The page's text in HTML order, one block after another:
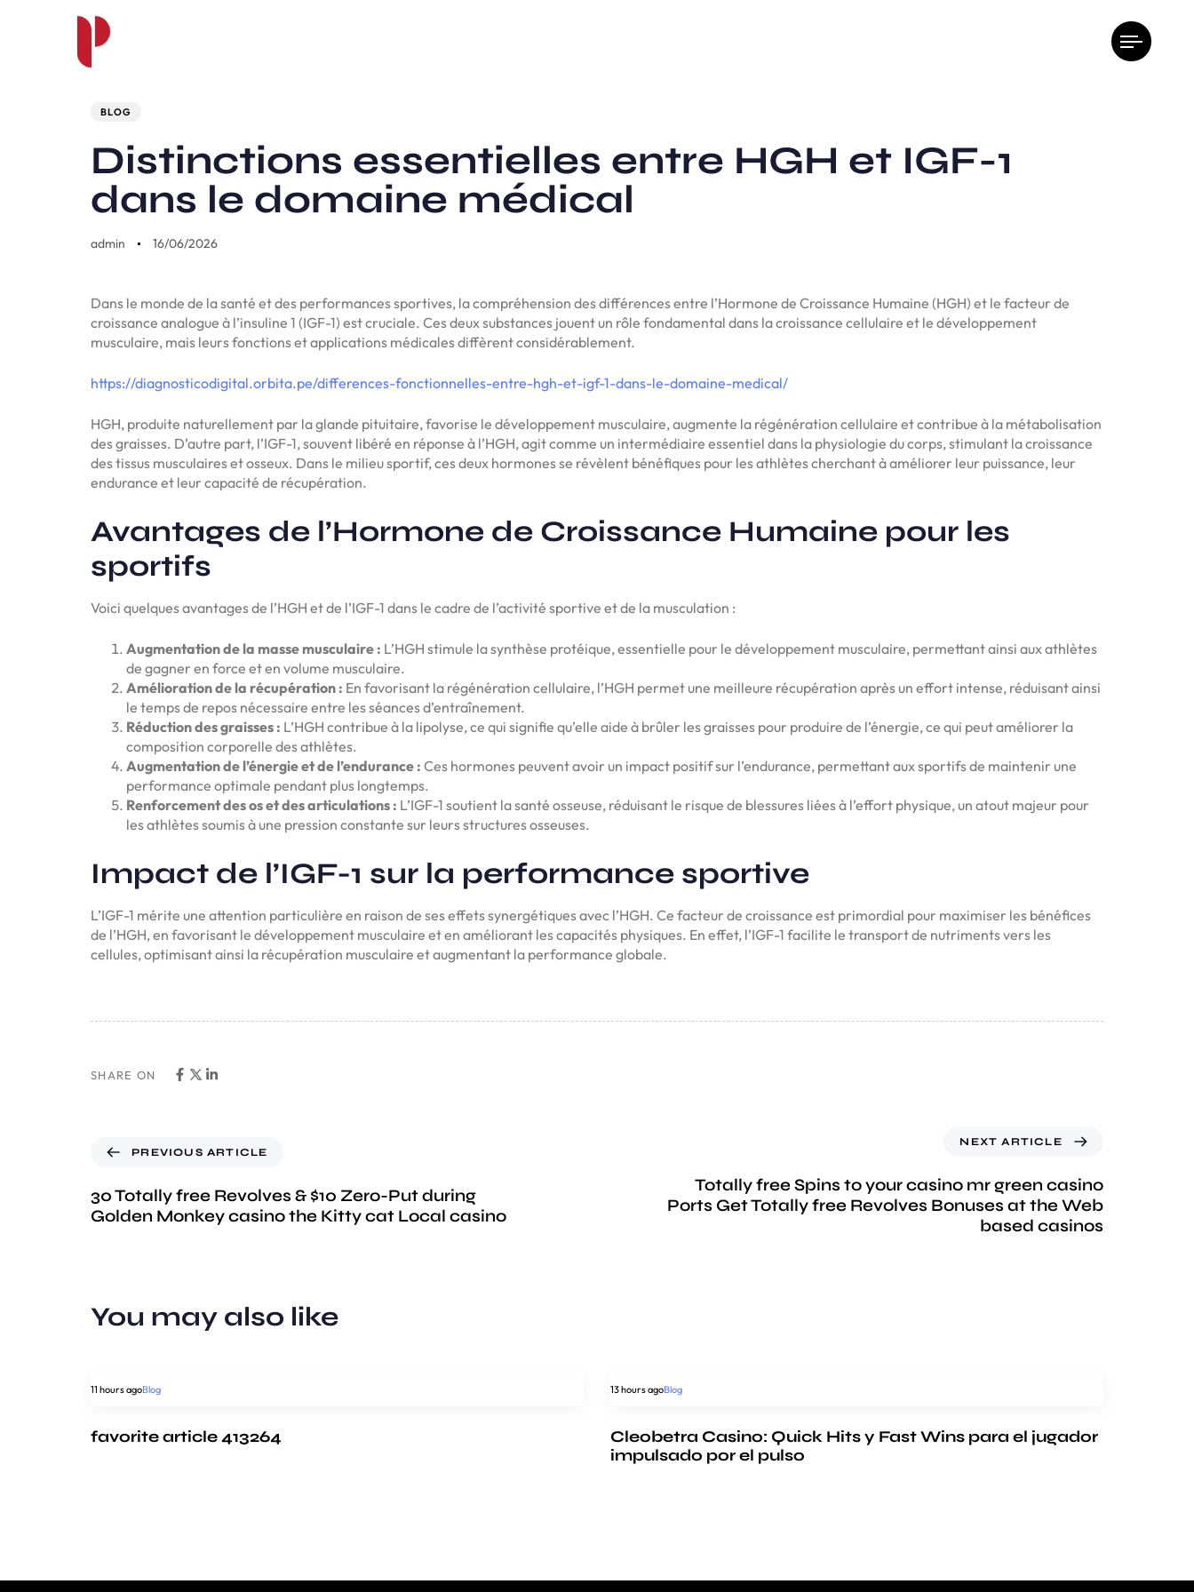
PUBLISHED
BLOG
Distinctions essentielles entre HGH et IGF-1
dans le domaine médical
Author
admin
Published
16/06/2026
Dans le monde de la santé et des performances sportives, la compréhension des différences entre l’Hormone de Croissance Humaine (HGH) et le facteur de
croissance analogue à l’insuline 1 (IGF-1) est cruciale. Ces deux substances jouent un rôle fondamental dans la croissance cellulaire et le développement
musculaire, mais leurs fonctions et applications médicales diffèrent considérablement.
https://diagnosticodigital.orbita.pe/differences-fonctionnelles-entre-hgh-et-igf-1-dans-le-domaine-medical/
HGH, produite naturellement par la glande pituitaire, favorise le développement musculaire, augmente la régénération cellulaire et contribue à la métabolisation
des graisses. D’autre part, l’IGF-1, souvent libéré en réponse à l’HGH, agit comme un intermédiaire essentiel dans la physiologie du corps, stimulant la croissance
des tissus musculaires et osseux. Dans le milieu sportif, ces deux hormones se révèlent bénéfiques pour les athlètes cherchant à améliorer leur puissance, leur
endurance et leur capacité de récupération.
Avantages de l’Hormone de Croissance Humaine pour les
sportifs
Voici quelques avantages de l’HGH et de l’IGF-1 dans le cadre de l’activité sportive et de la musculation :
Augmentation de la masse musculaire : L’HGH stimule la synthèse protéique, essentielle pour le développement musculaire, permettant ainsi aux athlètes
de gagner en force et en volume musculaire.
Amélioration de la récupération : En favorisant la régénération cellulaire, l’HGH permet une meilleure récupération après un effort intense, réduisant ainsi
le temps de repos nécessaire entre les séances d’entraînement.
Réduction des graisses : L’HGH contribue à la lipolyse, ce qui signifie qu’elle aide à brûler les graisses pour produire de l’énergie, ce qui peut améliorer la
composition corporelle des athlètes.
Augmentation de l’énergie et de l’endurance : Ces hormones peuvent avoir un impact positif sur l’endurance, permettant aux sportifs de maintenir une
performance optimale pendant plus longtemps.
Renforcement des os et des articulations : L’IGF-1 soutient la santé osseuse, réduisant le risque de blessures liées à l’effort physique, un atout majeur pour
les athlètes soumis à une pression constante sur leurs structures osseuses.
Impact de l’IGF-1 sur la performance sportive
L’IGF-1 mérite une attention particulière en raison de ses effets synergétiques avec l’HGH. Ce facteur de croissance est primordial pour maximiser les bénéfices
de l’HGH, en favorisant le développement musculaire et en améliorant les capacités physiques. En effet, l’IGF-1 facilite le transport de nutriments vers les
cellules, optimisant ainsi la récupération musculaire et augmentant la performance globale.
SHARE ON
PREVIOUS ARTICLE
30 Totally free Revolves & $10 Zero-Put during
Golden Monkey casino the Kitty cat Local casino
NEXT ARTICLE
Totally free Spins to your casino mr green casino
Ports Get Totally free Revolves Bonuses at the Web
based casinos
You may also like
11 hours agoBlog
favorite article 413264
13 hours agoBlog
Cleobetra Casino: Quick Hits y Fast Wins para el jugador
impulsado por el pulso